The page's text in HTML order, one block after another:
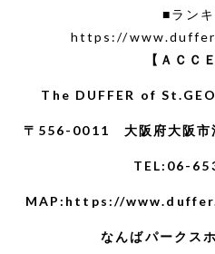
■ラン
https://
【ＡＣＣ
The DUFFER of
〒556-0011 大阪府大阪市
TEL:06-
MAP: https://
なんばパークス